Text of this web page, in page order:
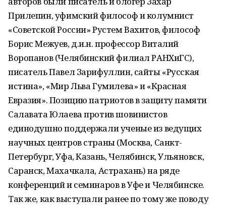
Прилепин, уфимский философ и колумнист
«Советской России» Рустем Вахитов, философ
Борис Межуев, д.и.н. профессор Виталий
Воропанов (Челябинский филиал РАНXиГС),
писатель Павел Зарифуллин, сайты «Русская
истина», «Мир Льва Гумилева» и «Красная
Евразия». Позицию патриотов в защиту памяти
Салавата Юлаева против шовинистов
единодушно поддержали ученые из ведущих
научных центров страны (Москва, Санкт-
Петербург, Уфа, Казань, Челябинск, Ульяновск,
Саранск, Махачкала, Астрахань) на ряде
конференций и семинаров в Уфе и Челябинске.
Так же, как выступали ранее по тому же поводу